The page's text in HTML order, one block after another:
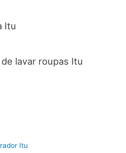
Itu
lavar roupas Itu
Itu